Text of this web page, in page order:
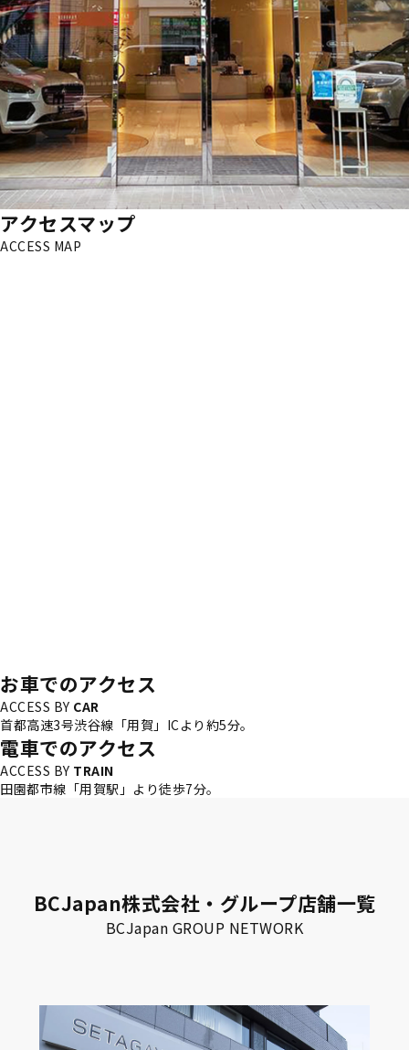
アクセスマップ
ACCESS MAP
お車でのアクセス
ACCESS BY CAR
首都高速3号渋谷線「用賀」ICより約5分。
電車でのアクセス
ACCESS BY TRAIN
田園都市線「用賀駅」より徒歩7分。
BCJapan株式会社・グループ店舗一覧
BCJapan GROUP NETWORK